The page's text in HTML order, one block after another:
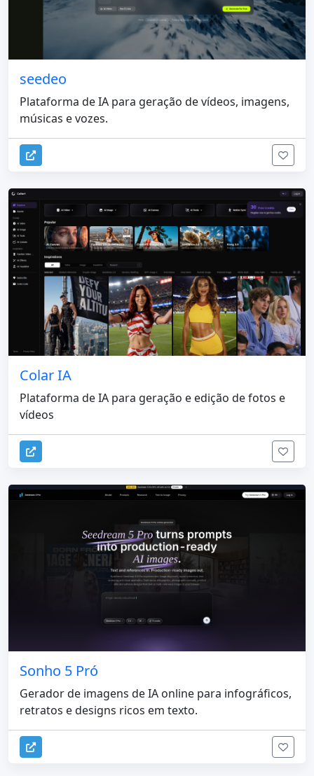
seedeo
Plataforma de IA para geração de vídeos, imagens,
músicas e vozes.
Colar IA
Plataforma de IA para geração e edição de fotos e
vídeos
Sonho 5 Pró
Gerador de imagens de IA online para infográficos,
retratos e designs ricos em texto.